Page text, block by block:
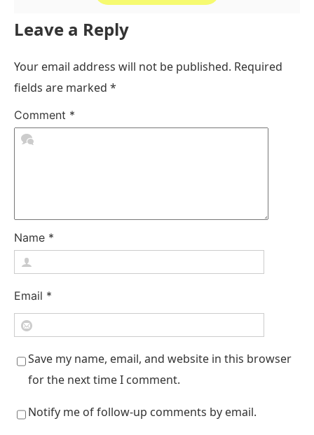
Leave a Reply
Your email address will not be published. Required
fields are marked *
Comment *
Name *
Email *
Save my name, email, and website in this browser
for the next time I comment.
Notify me of follow-up comments by email.